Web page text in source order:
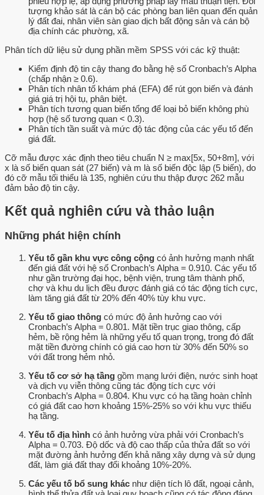
tượng khảo sát là cán bộ các phòng ban liên quan đến quản
lý đất đai, nhân viên sàn giao dịch bất động sản và cán bộ
địa chính các phường, xã.
Phân tích dữ liệu sử dụng phần mềm SPSS với các kỹ thuật:
Kiểm định độ tin cậy thang đo bằng hệ số Cronbach’s Alpha
(chấp nhận ≥ 0.6).
Phân tích nhân tố khám phá (EFA) để rút gọn biến và đánh
giá giá trị hội tụ, phân biệt.
Phân tích tương quan biến tổng để loại bỏ biến không phù
hợp (hệ số tương quan < 0.3).
Phân tích tần suất và mức độ tác động của các yếu tố đến
giá đất.
Cỡ mẫu được xác định theo tiêu chuẩn N ≥ max[5x, 50+8m], với
x là số biến quan sát (27 biến) và m là số biến độc lập (5 biến), do
đó cỡ mẫu tối thiểu là 135, nghiên cứu thu thập được 262 mẫu
đảm bảo độ tin cậy.
Kết quả nghiên cứu và thảo luận
Những phát hiện chính
Yếu tố gần khu vực công cộng có ảnh hưởng mạnh nhất
đến giá đất với hệ số Cronbach’s Alpha = 0.910. Các yếu tố
như gần trường đại học, bệnh viện, trung tâm thành phố,
chợ và khu du lịch đều được đánh giá có tác động tích cực,
làm tăng giá đất từ 20% đến 40% tùy khu vực.
Yếu tố giao thông có mức độ ảnh hưởng cao với
Cronbach’s Alpha = 0.801. Mặt tiền trục giao thông, cấp
hẻm, bề rộng hẻm là những yếu tố quan trọng, trong đó đất
mặt tiền đường chính có giá cao hơn từ 30% đến 50% so
với đất trong hẻm nhỏ.
Yếu tố cơ sở hạ tầng gồm mạng lưới điện, nước sinh hoạt
và dịch vụ viễn thông cũng tác động tích cực với
Cronbach’s Alpha = 0.804. Khu vực có hạ tầng hoàn chỉnh
có giá đất cao hơn khoảng 15%-25% so với khu vực thiếu
hạ tầng.
Yếu tố địa hình có ảnh hưởng vừa phải với Cronbach’s
Alpha = 0.703. Độ dốc và độ cao thấp của thửa đất so với
mặt đường ảnh hưởng đến khả năng xây dựng và sử dụng
đất, làm giá đất thay đổi khoảng 10%-20%.
Các yếu tố bổ sung khác như diện tích lô đất, ngoại cảnh,